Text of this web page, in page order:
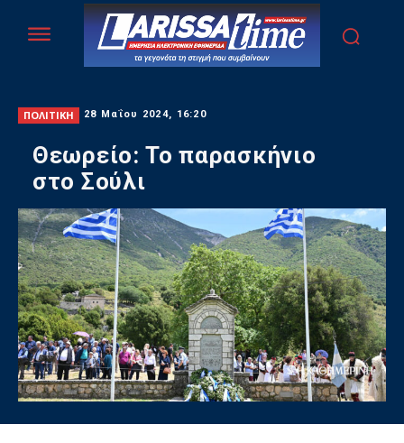
ΠΟΛΙΤΙΚΗ 28 Μαΐου 2024, 16:20
Θεωρείο: Το παρασκήνιο
στο Σούλι